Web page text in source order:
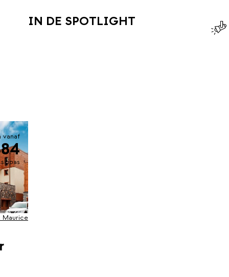
vanaf
Maurice
IN DE SPOTLIGHT